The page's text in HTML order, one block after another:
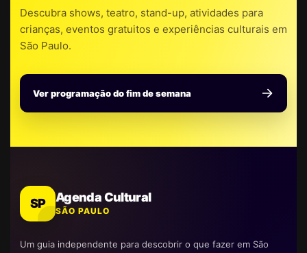
Descubra shows, teatro, stand-up, atividades para
crianças, eventos gratuitos e experiências culturais em
São Paulo.
Ver programação do fim de semana
SP Agenda Cultural
SÃO PAULO
Um guia independente para descobrir o que fazer em São